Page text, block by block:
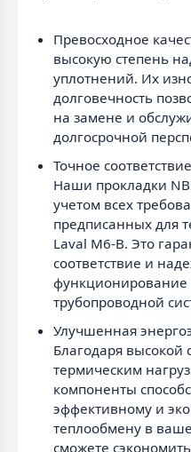
Превосходное
высокую степень
уплотнений. Их
долговечность
на замене и
долгосрочной
Точное
Наши прокладки
учетом всех
предписанных для
Laval M6-B. Это
соответствие и
трубопроводной
Улучшенная
Благодаря высокой
термическим
компоненты
эффективному и
теплообмену в
сможете